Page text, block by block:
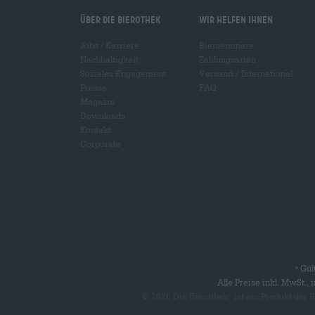
Über die Bierothek Wir helfen Ihnen
*
Alle Preise inkl. MwSt.,